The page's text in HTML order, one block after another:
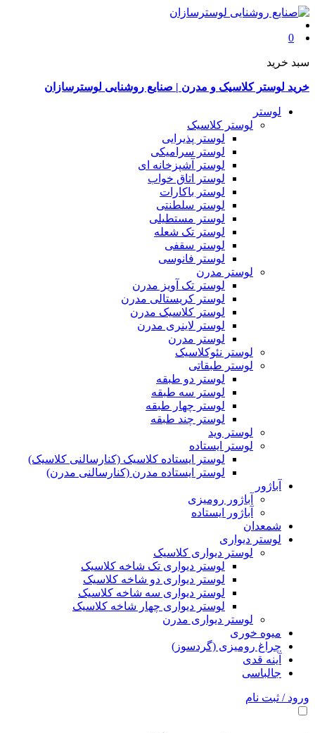
0
سبد خرید
خرید لوستر کلاسیک و مدرن | صنایع روشنایی لوسترسازان
لوستر
لوستر کلاسیک
لوستر پذیرایی
لوستر سرامیکی
لوستر آشپزخانه ای
لوستر اتاق خواب
لوستر باکارات
لوستر سلطنتی
لوستر مستطیلی
لوستر تک شعله
لوستر سقفی
لوستر فانوسی
لوستر مدرن
لوستر تک آویز مدرن
لوستر کریستالی مدرن
لوستر کلاسیک مدرن
لوستر لاینری مدرن
لوستر مدرن
لوستر نئوکلاسیک
لوستر طبقاتی
لوستر دو طبقه
لوستر سه طبقه
لوستر چهار طبقه
لوستر چند طبقه
لوستر وید
لوستر ایستاده
لوستر ایستاده کلاسیک (کنارسالنی کلاسیک)
لوستر ایستاده مدرن (کنارسالنی مدرن)
آباژور
آباژور رومیزی
آباژور ایستاده
شمعدان
لوستر دیواری
لوستر دیواری کلاسیک
لوستر دیواری تک شاخه کلاسیک
لوستر دیواری دو شاخه کلاسیک
لوستر دیواری سه شاخه کلاسیک
لوستر دیواری چهار شاخه کلاسیک
لوستر دیواری مدرن
میوه خوری
چراغ رومیزی (گردسوز)
آینه قدی
جالباسی
ورود / ثبت نام